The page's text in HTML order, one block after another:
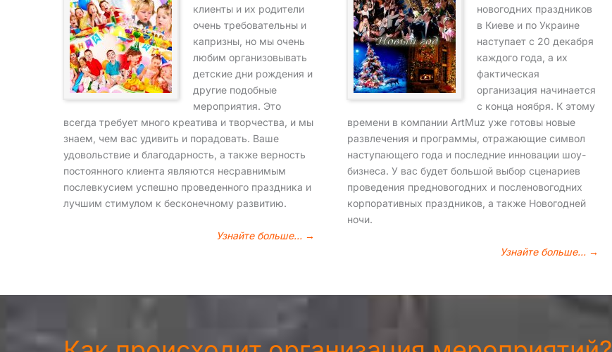
клиенты и их родители
очень требовательны и
капризны, но мы очень
любим организовывать
детские дни рождения и
другие подобные
мероприятия. Это
всегда требует много креатива и творчества, и мы
знаем, чем вас удивить и порадовать. Ваше
удовольствие и благодарность, а также верность
постоянного клиента являются несравнимым
послевкусием успешно проведенного праздника и
лучшим стимулом к бесконечному развитию.
Узнайте больше… →
новогодних праздников
в Киеве и по Украине
наступает с 20 декабря
каждого года, а их
фактическая
организация начинается
с конца ноября. К этому
времени в компании ArtMuz уже готовы новые
развлечения и программы, отражающие символ
наступающего года и последние инновации шоу-
бизнеса. У вас будет большой выбор сценариев
проведения предновогодних и посленовогодних
корпоративных праздников, а также Новогодней
ночи.
Узнайте больше… →